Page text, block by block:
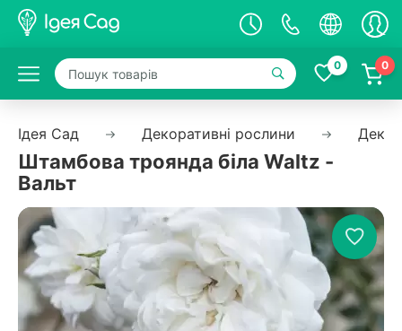
0 0
Ідея Сад Декоративні рослини
Штамбова троянда біла Waltz -
Вальт